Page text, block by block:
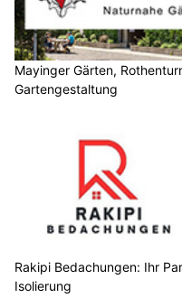
Mayinger Gärten,
Gartengestaltung
Rakipi Bedachungen: Ihr
Isolierung